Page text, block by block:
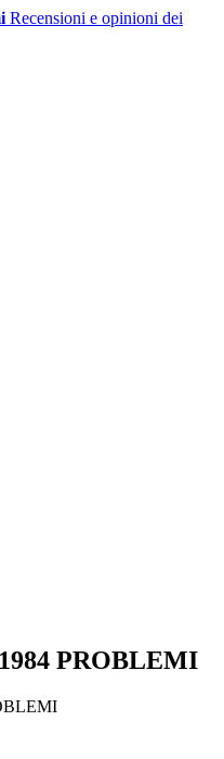
Recensioni e opinioni dei
PROBLEMI